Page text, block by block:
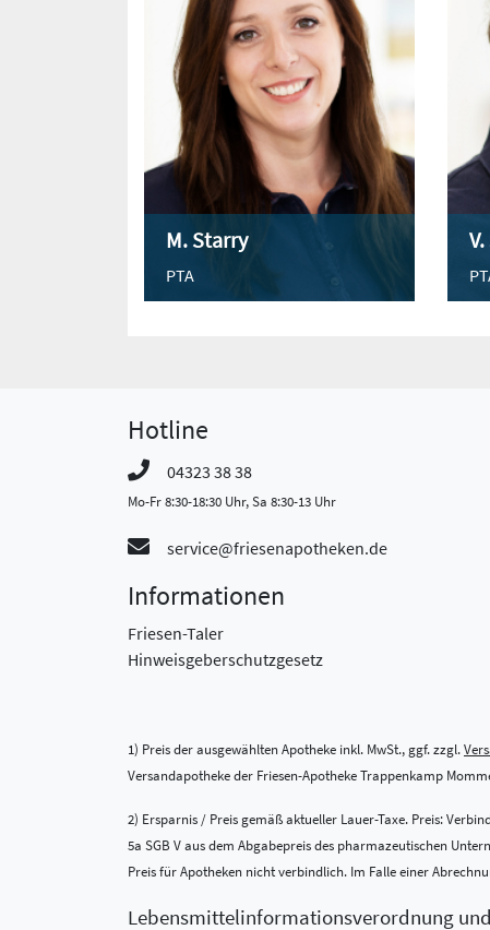
M. Starry
PTA
Hotline
04323 38 38
Mo-Fr 8:30-18:30 Uhr, Sa 8:30-13 Uhr
service@friesenapotheken.de
Informationen
Friesen-Taler
Hinweisgeberschutzgesetz
1) Preis der ausgewählten Apotheke inkl. MwSt., ggf. zzgl.
Versandapotheke der Friesen-Apotheke Trappenkamp
2) Ersparnis / Preis gemäß aktueller Lauer-Taxe. Preis:
5a SGB V aus dem Abgabepreis des pharmazeutischen
Preis für Apotheken nicht verbindlich. Im Falle einer
Lebensmittel­informations­verordnung